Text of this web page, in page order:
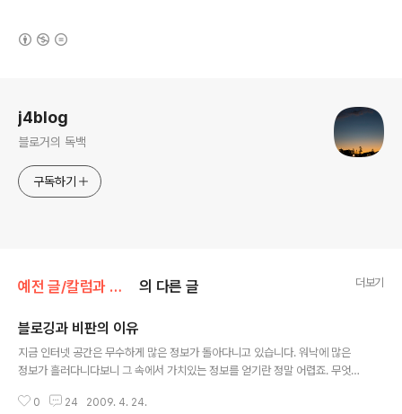
j4blog
블로거의 독백
구독하기
예전 글/칼럼과 단상 의 다른 글 더보기
블로깅과 비판의 이유
지금 인터넷 공간은 무수하게 많은 정보가 돌아다니고 있습니다. 워낙에 많은
정보가 흘러다니다보니 그 속에서 가치있는 정보를 얻기란 정말 어렵죠. 무엇이
없습니다. 그러나 개개인이 그 모든 정보를 판단하기엔 시간적, 환경적 한계 때
0 24 2009. 4. 24.